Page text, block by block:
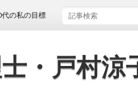
・戸村涼
標